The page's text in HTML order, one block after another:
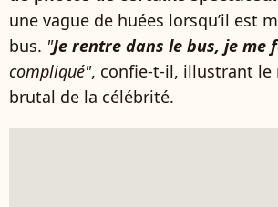
une vague de huées lorsqu’il est
bus. "Je rentre dans le bus, je me
compliqué", confie-t-il, illustrant le
brutal de la célébrité.